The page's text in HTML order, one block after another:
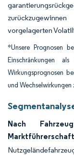
vorgelagerten
*Unsere Prognosen
Einschränkungen
Wirkungsprognosen
und Wechselwirkungen
Nach
Marktführerschaft